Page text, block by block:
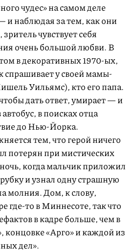
чудес» на самом деле
и наблюдая за тем, как они
чувствует себя
очень большой любви. В
в декоративных 1970-ых,
спрашивает у своей мамы-
Уильямс), кто его папа.
дать ответ, умирает — и
в поисках отца
до Нью-Йорка.
тем, что герой ничего
потерян при мистических
когда мальчик приложил
и узнал одну страшную
молния. Дом, к слову,
где-то в Миннесоте, так что
в кадре больше, чем в
«Арго» и каждой из
дел».